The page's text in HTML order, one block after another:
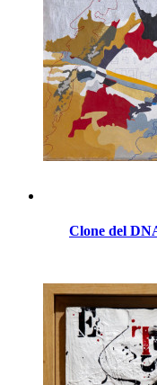
Clone del